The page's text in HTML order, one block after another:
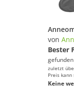
von
Bester
zuletzt
Preis
Keine